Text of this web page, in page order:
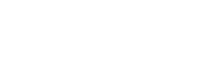
ガン「八紘一宇」を思い出した。日本書